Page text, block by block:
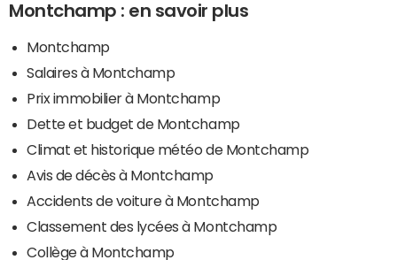
Montchamp : en savoir plus
Montchamp
Salaires à Montchamp
Prix immobilier à Montchamp
Dette et budget de Montchamp
Climat et historique météo de Montchamp
Avis de décès à Montchamp
Accidents de voiture à Montchamp
Classement des lycées à Montchamp
Collège à Montchamp